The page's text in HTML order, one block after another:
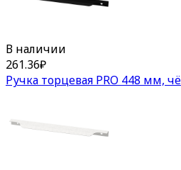
В наличии
261.36₽
Ручка торцевая PRO 448 мм,